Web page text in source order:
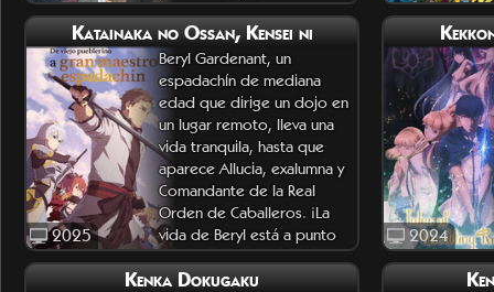
Rintarou, estudiante de
segundo a&n
Katainaka no Ossan, Kensei ni
2025
Beryl Gardenant, un
espadachín de mediana
edad que dirige un dojo en
un lugar remoto, lleva una
vida tranquila, hasta que
aparece Allucia, exalumna y
Comandante de la Real
Orden de Caballeros. ¡La
vida de Beryl está a punto
de dar un giro radical!
Viajemos a l
2024
Kenka Dokugaku